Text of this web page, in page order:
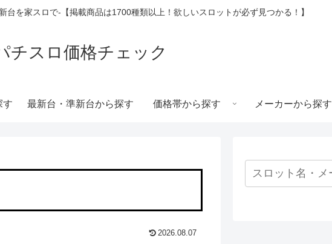
台を家スロで-【掲載商品は1700種類以上！欲しいスロットが必ず見つかる！】
チスロ価格チェック
す 最新台・準新台から探す 価格帯から探す メーカーから探す
2026.08.07